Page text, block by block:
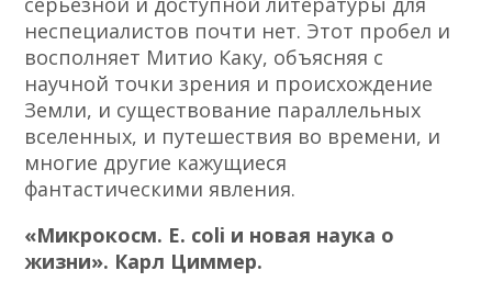
неспециалистов почти нет. Этот пробел и
восполняет Митио Каку, объясняя с
научной точки зрения и происхождение
Земли, и существование параллельных
вселенных, и путешествия во времени, и
многие другие кажущиеся
фантастическими явления.
«Микрокосм. E. coli и новая наука о
жизни». Карл Циммер.